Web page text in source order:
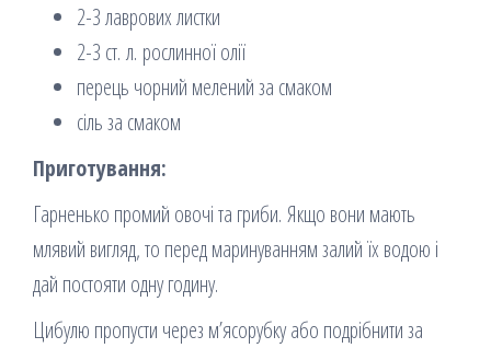
2-3 лаврових листки
2-3 ст. л. рослинної олії
перець чорний мелений за смаком
сіль за смаком
Приготування:
Гарненько промий овочі та гриби. Якщо вони мають
млявий вигляд, то перед маринуванням залий їх водою і
дай постояти одну годину.
Цибулю пропусти через м’ясорубку або подрібнити за